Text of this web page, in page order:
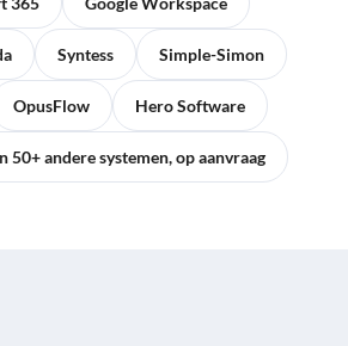
Syntess Simple-Simon
OpusFlow Hero Software
50+ andere systemen, op aanvraag